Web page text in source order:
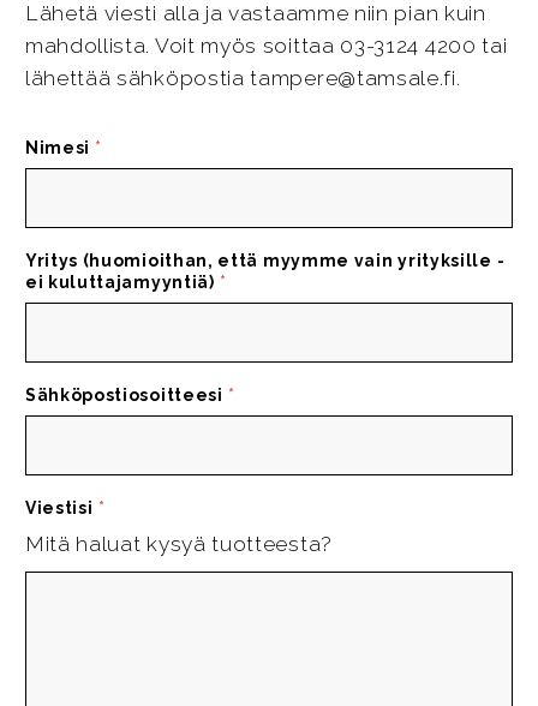
Lähetä viesti alla ja vastaamme niin pian kuin
mahdollista. Voit myös soittaa 03-3124 4200 tai
lähettää sähköpostia tampere@tamsale.fi.
Nimesi *
Yritys (huomioithan, että myymme vain yrityksille -
ei kuluttajamyyntiä) *
Sähköpostiosoitteesi *
Viestisi *
Mitä haluat kysyä tuotteesta?